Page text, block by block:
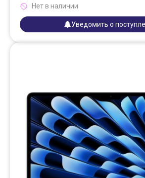
Нет в наличии
Уведомить о